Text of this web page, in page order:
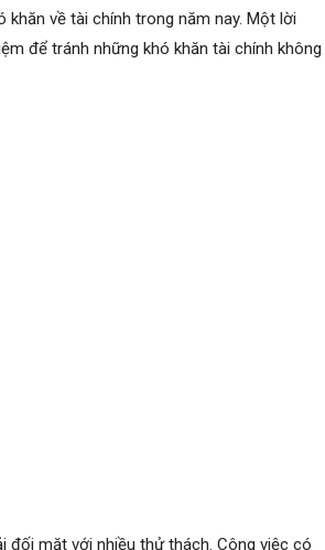
về tài chính trong năm nay. Một lời
để tránh những khó khăn tài chính không
đối mặt với nhiều thử thách. Công việc có